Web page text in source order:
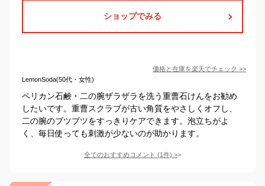
ショップでみる
価格と在庫を楽天でチェック >>
LemonSoda(50代・女性)
ペリカン石鹸・二の腕ザラザラを洗う重曹石けんをお勧め
したいです。重曹スクラブが古い角質をやさしくオフし、
二の腕のブツブツをすっきりケアできます。泡立ちがよ
く、毎日使っても刺激が少ないのが助かります。
全てのおすすめコメント (1件) >